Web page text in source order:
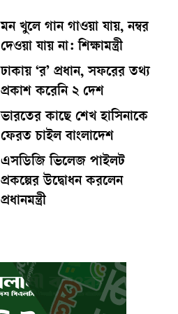
মন খুলে গান গাওয়া যায়, নম্বর
দেওয়া যায় না: শিক্ষামন্ত্রী
ঢাকায় ‘র’ প্রধান, সফরের তথ্য
প্রকাশ করেনি ২ দেশ
ভারতের কাছে শেখ হাসিনাকে
ফেরত চাইল বাংলাদেশ
এসডিজি ভিলেজ পাইলট
প্রকল্পের উদ্বোধন করলেন
প্রধানমন্ত্রী